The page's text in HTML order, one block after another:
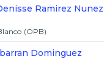
Ramirez Nunez
(OPB)
Dominguez